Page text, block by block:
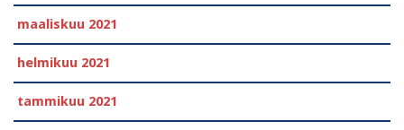
maaliskuu 2021
helmikuu 2021
tammikuu 2021